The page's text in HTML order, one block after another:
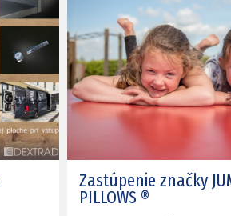
Zastúpenie značky
PILLOWS ®